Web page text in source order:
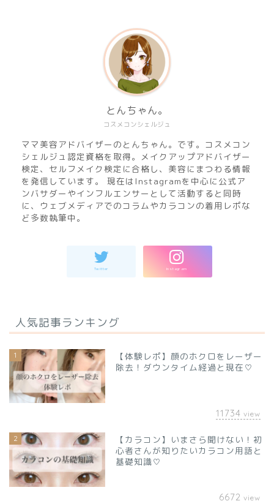
コスメコンシェルジュ
とんちゃん。
ママ美容アドバイザーのとんちゃん。です。コスメコン
シェルジュ認定資格を取得。メイクアップアドバイザー
検定、セルフメイク検定に合格し、美容にまつわる情報
を発信しています。 現在はInstagramを中心に公式ア
ンバサダーやインフルエンサーとして活動すると同時
に、ウェブメディアでのコラムやカラコンの着用レポな
ど多数執筆中。
人気記事ランキング
1
【体験レポ】顔のホクロをレーザー
除去！ダウンタイム経過と現在♡
11734 view
2
【カラコン】いまさら聞けない！初
心者さんが知りたいカラコン用語と
基礎知識♡
6672 view